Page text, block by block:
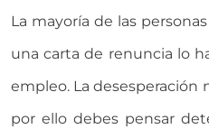
La mayoría de las
una carta de renuncia lo
empleo. La desesperación
por ello debes pensar